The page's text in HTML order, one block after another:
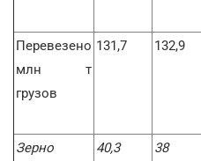
Перевезено
млн т
грузов
131,7 132,9
Зерно 40,3 38